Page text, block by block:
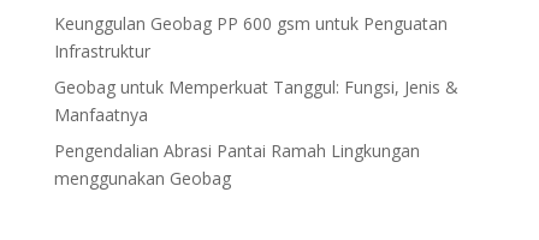
Keunggulan Geobag PP 600 gsm untuk Penguatan
Infrastruktur
Geobag untuk Memperkuat Tanggul: Fungsi, Jenis &
Manfaatnya
Pengendalian Abrasi Pantai Ramah Lingkungan
menggunakan Geobag